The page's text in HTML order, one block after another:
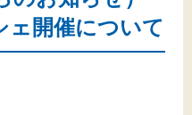
について
開催について